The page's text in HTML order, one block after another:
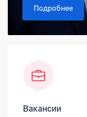
Подробнее
Вакансии